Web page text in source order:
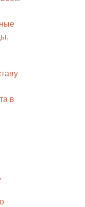
в